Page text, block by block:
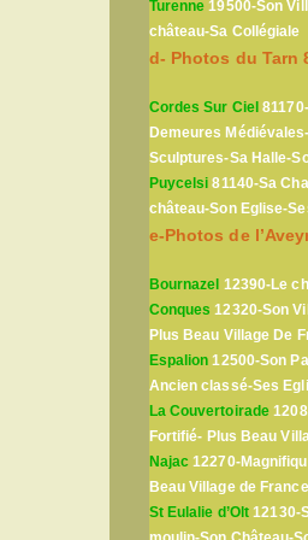
Turenne 19500-Son
château-Sa Collégiale
d- Photos du Tarn
Cordes Sur Ciel
Demeures
Sculptures-Sa Halle-
Puycelsi 81140-Sa
château-Son Eglise-
e-Photos de
Bournazel 12390-Le
Conques 12320-Son
Plus Beau Village De
Espalion 12500-Son
Ancien classé-Ses
La Couvertoirade
Fortifié- Plus Beau
Najac 12270-
Beau Village de France
St Eulalie d’Olt 12130-